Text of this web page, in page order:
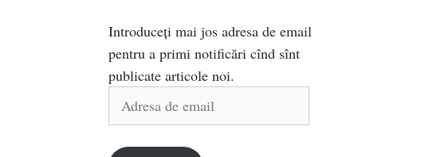
Introduceți mai jos adresa de email
pentru a primi notificări cînd sînt
publicate articole noi.
Adresa